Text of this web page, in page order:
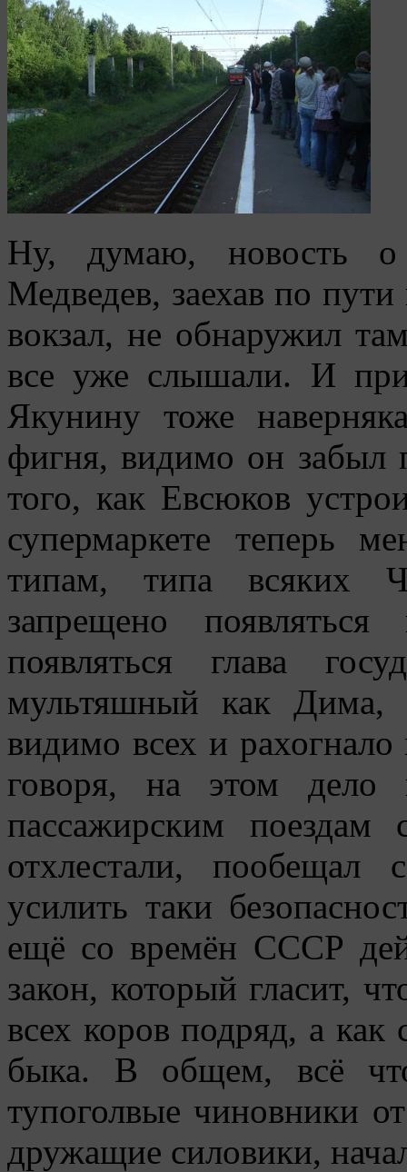
Ну, думаю, новость
Медведев, заехав по
вокзал, не обнаружил
все уже слышали. И
Якунину тоже
фигня, видимо он забыл
того, как Евсюков
супермаркете теперь
типам, типа всяких
запрещено
появляться глава
мультяшный как Дима,
видимо всех и
говоря, на этом дело
пассажирским
отхлестали, пообещал
усилить таки
ещё со времён СССР
закон, который гласит,
всех коров подряд, а
быка. В общем, всё
тупоголвые чиновники
дружащие силовики,